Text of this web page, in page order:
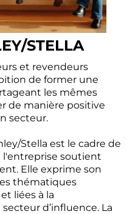
STELLA
et revendeurs
de former une
les mêmes
de manière positive
secteur.
Stella est le cadre de
l'entreprise soutient
Elle exprime son
thématiques
liées à la
d’influence. La